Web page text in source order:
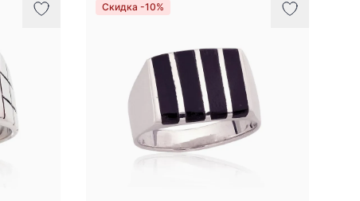
Скидка -10%